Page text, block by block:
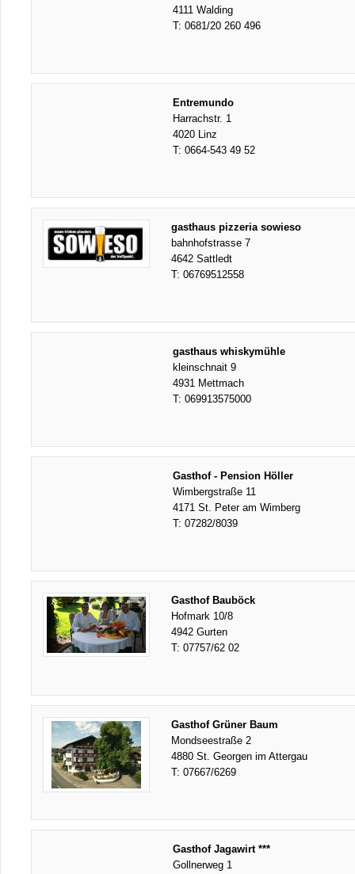
4111 Walding
T: 0681/20 260 496
Entremundo
Harrachstr. 1
4020 Linz
T: 0664-543 49 52
gasthaus pizzeria sowieso
bahnhofstrasse 7
4642 Sattledt
T: 06769512558
gasthaus whiskymühle
kleinschnait 9
4931 Mettmach
T: 069913575000
Gasthof - Pension Höller
Wimbergstraße 11
4171 St. Peter am Wimberg
T: 07282/8039
Gasthof Bauböck
Hofmark 10/8
4942 Gurten
T: 07757/62 02
Gasthof Grüner Baum
Mondseestraße 2
4880 St. Georgen im Attergau
T: 07667/6269
Gasthof Jagawirt ***
Gollnerweg 1